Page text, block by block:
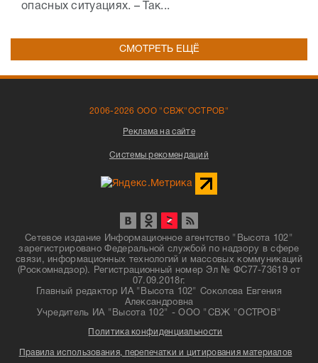
опасных ситуациях. – Так...
СМОТРЕТЬ ЕЩЁ
2006-2026 ООО "СВЖ"ОСТРОВ"
Реклама на сайте
Системы рекомендаций
Сетевое издание Информационное агентство "Высота 102"
зарегистрировано Федеральной службой по надзору в сфере
связи, информационных технологий и массовых коммуникаций
(Роскомнадзор). Регистрационный номер Эл № ФС77-73619 от
07.09.2018г.
Главный редактор ИА "Высота 102" Соколова Евгения
Александровна
Учредитель ИА "Высота 102" - ООО "СВЖ "ОСТРОВ"
Политика конфиденциальности
Правила использования, перепечатки и цитирования материалов